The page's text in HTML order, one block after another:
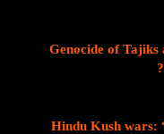
Genocide of Tajiks
Hindu Kush wars: